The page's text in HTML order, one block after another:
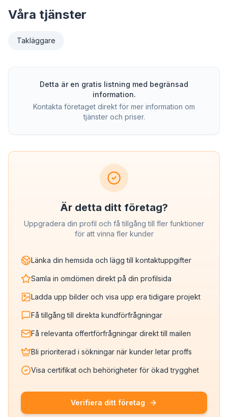
Våra tjänster
Takläggare
Detta är en gratis listning med begränsad
information.
Kontakta företaget direkt för mer information om
tjänster och priser.
Är detta ditt företag?
Uppgradera din profil och få tillgång till fler funktioner
för att vinna fler kunder
Länka din hemsida och lägg till kontaktuppgifter
Samla in omdömen direkt på din profilsida
Ladda upp bilder och visa upp era tidigare projekt
Få tillgång till direkta kundförfrågningar
Få relevanta offertförfrågningar direkt till mailen
Bli prioriterad i sökningar när kunder letar proffs
Visa certifikat och behörigheter för ökad trygghet
Verifiera ditt företag